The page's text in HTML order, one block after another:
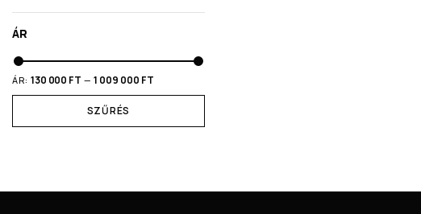
ÁR
SZŰRÉS
ÁR: 130 000 FT —1 009 000 FT